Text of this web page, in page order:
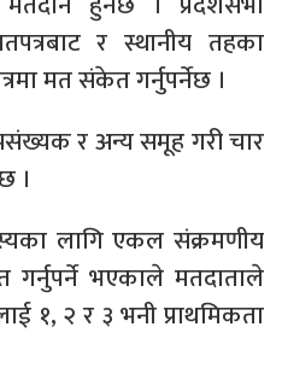
र स्थानीय तहका
मत संकेत गर्नुपर्नेछ ।
र अन्य समूह गरी चार
।
लागि एकल संक्रमणीय
भएकाले मतदाताले
१, २ र ३ भनी प्राथमिकता